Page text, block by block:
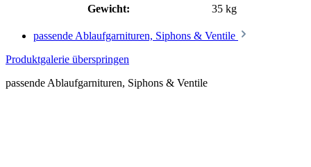
Gewicht:
35 kg
passende Ablaufgarnituren, Siphons & Ventile
Produktgalerie überspringen
passende Ablaufgarnituren, Siphons & Ventile